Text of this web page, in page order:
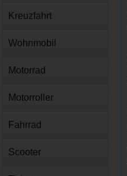
Kreuzfahrt
Wohnmobil
Motorrad
Motorroller
Fahrrad
Scooter